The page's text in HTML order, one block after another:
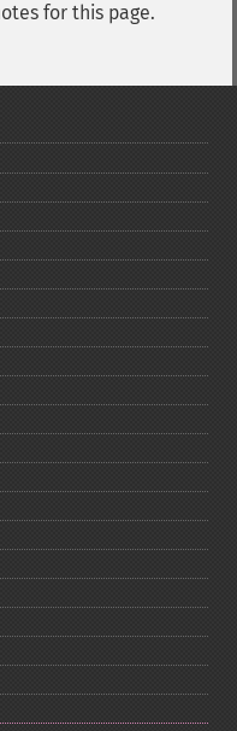
for this page.